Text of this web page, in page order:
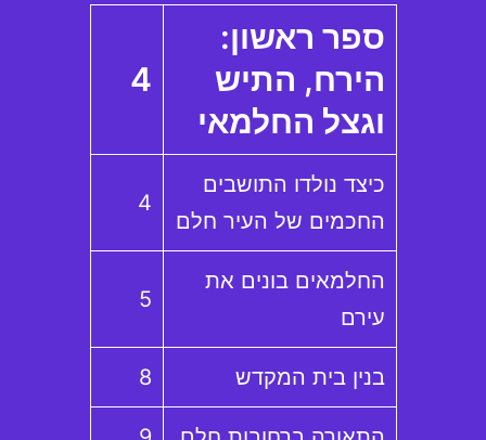
ספר ראשון:
הירח, התיש
וגצל החלמאי
4
כיצד נולדו התושבים
החכמים של העיר חלם
4
החלמאים בונים את
עירם
5
בנין בית המקדש 8